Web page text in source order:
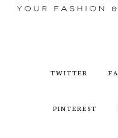
TWITTER
PINTEREST